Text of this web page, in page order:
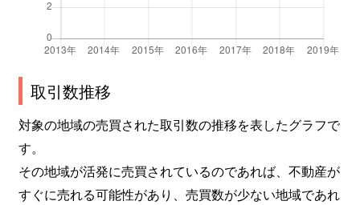
取引数推移
対象の地域の売買された取引数の推移を表したグラフで
す。
その地域が活発に売買されているのであれば、不動産が
すぐに売れる可能性があり、売買数が少ない地域であれ